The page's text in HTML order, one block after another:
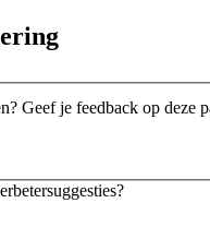
Geef je feedback op deze